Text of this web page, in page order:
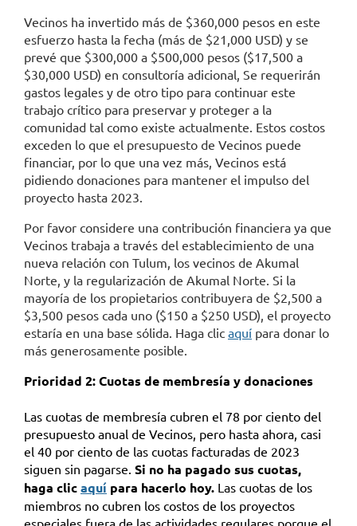
Vecinos ha invertido más de $360,000 pesos en este
esfuerzo hasta la fecha (más de $21,000 USD) y se
prevé que $300,000 a $500,000 pesos ($17,500 a
$30,000 USD) en consultoría adicional, Se requerirán
gastos legales y de otro tipo para continuar este
trabajo crítico para preservar y proteger a la
comunidad tal como existe actualmente. Estos costos
exceden lo que el presupuesto de Vecinos puede
financiar, por lo que una vez más, Vecinos está
pidiendo donaciones para mantener el impulso del
proyecto hasta 2023.
Por favor considere una contribución financiera ya que
Vecinos trabaja a través del establecimiento de una
nueva relación con Tulum, los vecinos de Akumal
Norte, y la regularización de Akumal Norte. Si la
mayoría de los propietarios contribuyera de $2,500 a
$3,500 pesos cada uno ($150 a $250 USD), el proyecto
estaría en una base sólida. Haga clic aquí para donar lo
más generosamente posible.
Prioridad 2: Cuotas de membresía y donaciones
Las cuotas de membresía cubren el 78 por ciento del
presupuesto anual de Vecinos, pero hasta ahora, casi
el 40 por ciento de las cuotas facturadas de 2023
siguen sin pagarse. Si no ha pagado sus cuotas,
haga clicaquí para hacerlo hoy. Las cuotas de los
miembros no cubren los costos de los proyectos
especiales fuera de las actividades regulares porque el